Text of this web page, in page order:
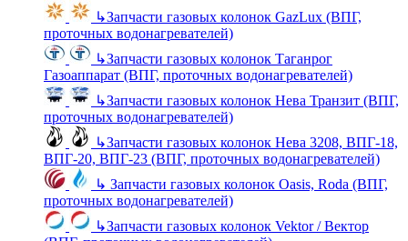
↳Запчасти газовых колонок GazLux (ВПГ,
проточных водонагревателей)
↳Запчасти газовых колонок Таганрог
Газоаппарат (ВПГ, проточных водонагревателей)
↳Запчасти газовых колонок Нева Транзит (ВПГ,
проточных водонагревателей)
↳Запчасти газовых колонок Нева 3208, ВПГ-18,
ВПГ-20, ВПГ-23 (ВПГ, проточных водонагревателей)
↳ Запчасти газовых колонок Oasis, Roda (ВПГ,
проточных водонагревателей)
↳Запчасти газовых колонок Vektor / Вектор